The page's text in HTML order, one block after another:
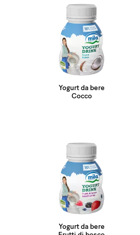
Yogurt da bere
Cocco
Yogurt da bere